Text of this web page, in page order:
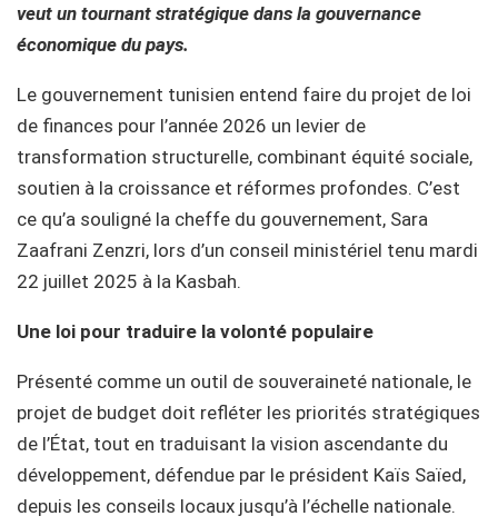
veut un tournant stratégique dans la gouvernance
économique du pays.
Le gouvernement tunisien entend faire du projet de loi
de finances pour l’année 2026 un levier de
transformation structurelle, combinant équité sociale,
soutien à la croissance et réformes profondes. C’est
ce qu’a souligné la cheffe du gouvernement, Sara
Zaafrani Zenzri, lors d’un conseil ministériel tenu mardi
22 juillet 2025 à la Kasbah.
Une loi pour traduire la volonté populaire
Présenté comme un outil de souveraineté nationale, le
projet de budget doit refléter les priorités stratégiques
de l’État, tout en traduisant la vision ascendante du
développement, défendue par le président Kaïs Saïed,
depuis les conseils locaux jusqu’à l’échelle nationale.